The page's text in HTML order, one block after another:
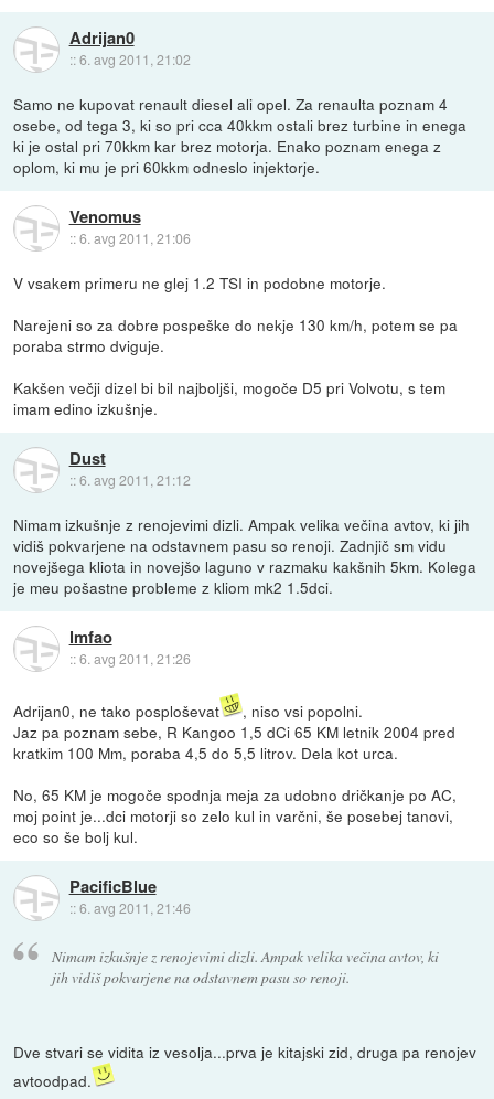
Adrijan0
::6. avg 2011, 21:02
Samo ne kupovat renault diesel ali opel. Za renaulta poznam 4
osebe, od tega 3, ki so pri cca 40kkm ostali brez turbine in enega
ki je ostal pri 70kkm kar brez motorja. Enako poznam enega z
oplom, ki mu je pri 60kkm odneslo injektorje.
Venomus
::6. avg 2011, 21:06
V vsakem primeru ne glej 1.2 TSI in podobne motorje.
Narejeni so za dobre pospeške do nekje 130 km/h, potem se pa
poraba strmo dviguje.
Kakšen večji dizel bi bil najboljši, mogoče D5 pri Volvotu, s tem
imam edino izkušnje.
Dust
::6. avg 2011, 21:12
Nimam izkušnje z renojevimi dizli. Ampak velika večina avtov, ki jih
vidiš pokvarjene na odstavnem pasu so renoji. Zadnjič sm vidu
novejšega kliota in novejšo laguno v razmaku kakšnih 5km. Kolega
je meu pošastne probleme z kliom mk2 1.5dci.
lmfao
::6. avg 2011, 21:26
Adrijan0, ne tako posploševat
, niso vsi popolni.
Jaz pa poznam sebe, R Kangoo 1,5 dCi 65 KM letnik 2004 pred
kratkim 100 Mm, poraba 4,5 do 5,5 litrov. Dela kot urca.
No, 65 KM je mogoče spodnja meja za udobno dričkanje po AC,
moj point je...dci motorji so zelo kul in varčni, še posebej tanovi,
eco so še bolj kul.
PacificBlue
::6. avg 2011, 21:46
Nimam izkušnje z renojevimi dizli. Ampak velika večina avtov, ki
jih vidiš pokvarjene na odstavnem pasu so renoji.
Dve stvari se vidita iz vesolja...prva je kitajski zid, druga pa renojev
avtoodpad.